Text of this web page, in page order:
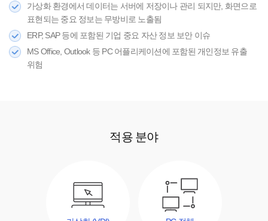
가상화 환경에서 데이터는 서버에 저장이나 관리 되지만, 화면으로
표현되는 중요 정보는 무방비로 노출됨
ERP, SAP 등에 포함된 기업 중요 자산 정보 보안 이슈
MS Office, Outlook 등 PC 어플리케이션에 포함된 개인정보 유출
위험
적용분야